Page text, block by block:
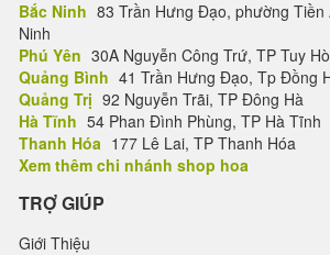
Bắc Ninh 83 Trần Hưng Đạo, phường Tiền
Ninh
Phú Yên 30A Nguyễn Công Trứ, TP Tuy
Quảng Bình 41 Trần Hưng Đạo, Tp Đồng
Quảng Trị 92 Nguyễn Trãi, TP Đông Hà
Hà Tĩnh 54 Phan Đình Phùng, TP Hà Tĩnh
Thanh Hóa 177 Lê Lai, TP Thanh Hóa
Xem thêm chi nhánh shop hoa
TRỢ GIÚP
Giới Thiệu